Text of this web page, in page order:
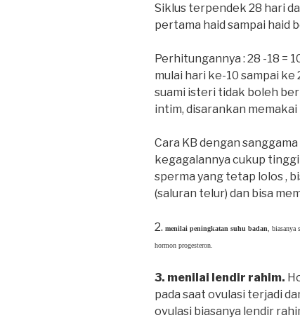
Siklus terpendek 28 hari
pertama haid sampai haid
Perhitungannya : 28 -18 =
mulai hari ke-10 sampai ke
suami isteri tidak boleh
intim, disarankan memakai
Cara KB dengan
kegagalannya cukup
sperma yang tetap lolos ,
(saluran telur) dan bisa
2. menilai peningkatan suhu badan ,
hormon progesteron.
3. menilai lendir rahim.
pada saat ovulasi terjadi
ovulasi biasanya lendir